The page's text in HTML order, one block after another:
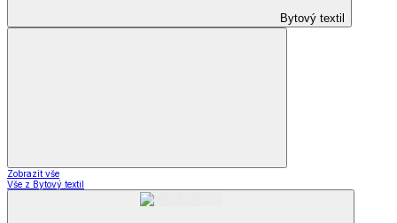
Bytový textil
Zobrazit vše
Vše z Bytový textil